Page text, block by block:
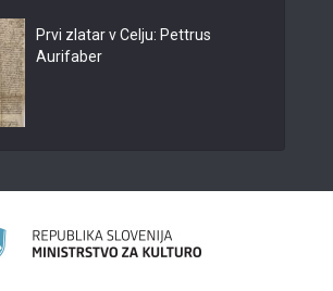
Prvi zlatar v Celju: Pettrus
Aurifaber